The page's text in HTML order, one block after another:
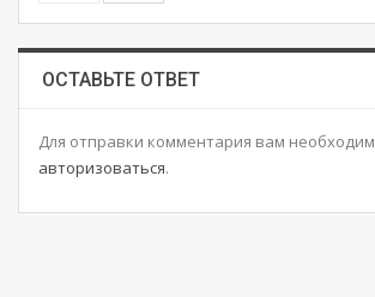
ОСТАВЬТЕ ОТВЕТ
Для отправки комментария вам
авторизоваться.